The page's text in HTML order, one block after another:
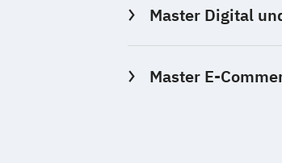
Master Digital
Master E-